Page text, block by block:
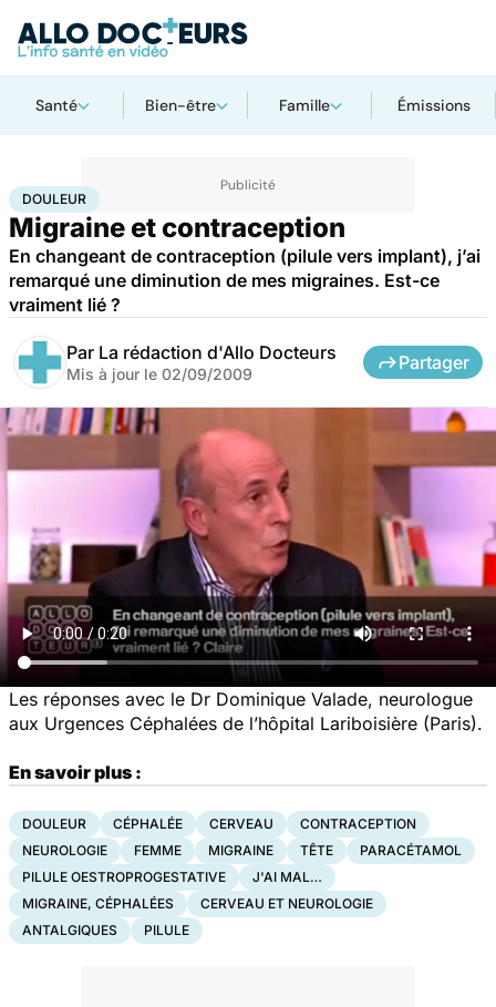
Santé Bien-être Famille Émissions
AccueilSanté
DOULEUR
Migraine et contraception
En changeant de contraception (pilule vers implant), j’ai
remarqué une diminution de mes migraines. Est-ce
vraiment lié ?
Par La rédaction d'Allo Docteurs
Mis à jour le 02/09/2009
Partager
Les réponses avec le Dr Dominique Valade, neurologue
aux Urgences Céphalées de l’hôpital Lariboisière (Paris).
En savoir plus :
DOULEUR CÉPHALÉE CERVEAU
CONTRACEPTION
NEUROLOGIE
FEMME MIGRAINE TÊTE
PARACÉTAMOL
PILULE OESTROPROGESTATIVE
J'AI MAL…
MIGRAINE, CÉPHALÉES
CERVEAU ET NEUROLOGIE
ANTALGIQUES
PILULE